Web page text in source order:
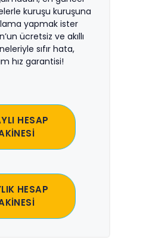
kuruşu kuruşuna
yapmak ister
ücretsiz ve akıllı
sıfır hata,
hız garantisi!
HESAP
HESAP